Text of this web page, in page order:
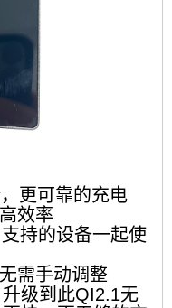
更可靠的充电
效率
持的设备一起使
需手动调整
级到此QI2.1无